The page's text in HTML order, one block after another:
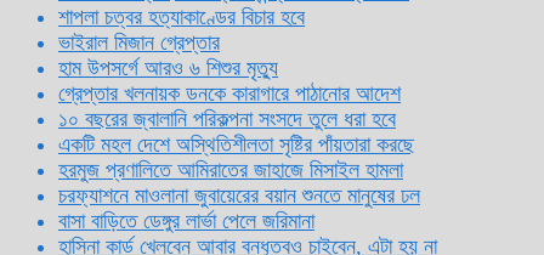
শাপলা চত্বর হত্যাকাণ্ডের বিচার হবে
ভাইরাল মিজান গ্রেপ্তার
হাম উপসর্গে আরও ৬ শিশুর মৃত্যু
গ্রেপ্তার খলনায়ক ডনকে কারাগারে পাঠানোর আদেশ
১০ বছরের জ্বালানি পরিকল্পনা সংসদে তুলে ধরা হবে
একটি মহল দেশে অস্থিতিশীলতা সৃষ্টির পাঁয়তারা করছে
হরমুজ প্রণালিতে আমিরাতের জাহাজে মিসাইল হামলা
চরফ্যাশনে মাওলানা জুবায়েরের বয়ান শুনতে মানুষের ঢল
বাসা বাড়িতে ডেঙ্গুর লার্ভা পেলে জরিমানা
হাসিনা কার্ড খেলবেন আবার বন্ধুত্বও চাইবেন, এটা হয় না